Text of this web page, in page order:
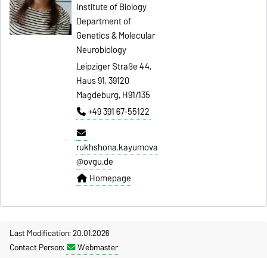
Institute of Biology
Department of
Genetics & Molecular
Neurobiology
Leipziger Straße 44,
Haus 91, 39120
Magdeburg, H91/135
+49 391 67-55122
rukhshona.kayumova
@ovgu.de
Homepage
Last Modification: 20.01.2026
Contact Person:
Webmaster